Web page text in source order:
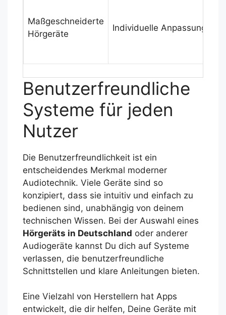
Maßgeschneiderte
Hörgeräte
Individuelle Anpassung
Benutzerfreundliche
Systeme für jeden
Nutzer
Die Benutzerfreundlichkeit ist ein
entscheidendes Merkmal moderner
Audiotechnik. Viele Geräte sind so
konzipiert, dass sie intuitiv und einfach zu
bedienen sind, unabhängig von deinem
technischen Wissen. Bei der Auswahl eines
Hörgeräts in Deutschland oder anderer
Audiogeräte kannst Du dich auf Systeme
verlassen, die benutzerfreundliche
Schnittstellen und klare Anleitungen bieten.
Eine Vielzahl von Herstellern hat Apps
entwickelt, die dir helfen, Deine Geräte mit